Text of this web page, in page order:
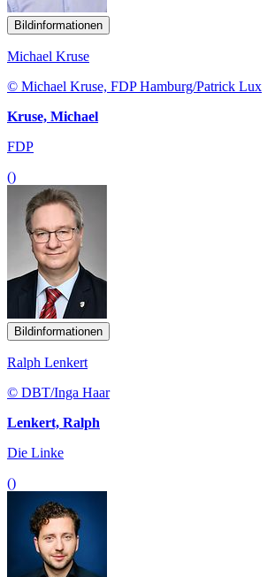
Bildinformationen
Michael Kruse
© Michael Kruse, FDP Hamburg/Patrick Lux
Kruse, Michael
FDP
()
Bildinformationen
Ralph Lenkert
© DBT/Inga Haar
Lenkert, Ralph
Die Linke
()